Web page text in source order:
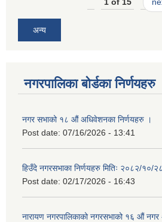
अन्य
नगरपालिका बोर्डका निर्णयहरु
नगर सभाको १८ औं अधिवेशनका निर्णयहरु ।
Post date: 07/16/2026 - 13:41
हिउँदे नगरसभाका निर्णयहरु मितिः २०८२/१०/२८
Post date: 02/17/2026 - 16:43
नारायण नगरपालिकाको नगरसभाको १६ औं